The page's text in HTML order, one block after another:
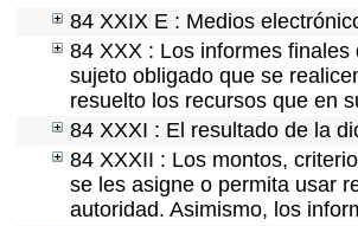
84 XXIX E : Medios
84 XXX : Los informes
sujeto obligado que se
resuelto los recursos que en
84 XXXI : El resultado de la
84 XXXII : Los montos,
se les asigne o permita usar
autoridad. Asimismo, los